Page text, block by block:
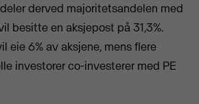
derved majoritetsandelen med
besitte en aksjepost på 31,3%.
eie 6% av aksjene, mens flere
investorer co-investerer med PE